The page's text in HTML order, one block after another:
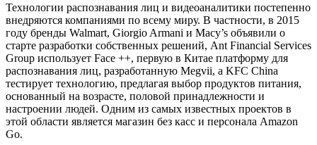
Технологии распознавания лиц и видеоаналитики постепенно
внедряются компаниями по всему миру. В частности, в 2015
году бренды Walmart, Giorgio Armani и Macy’s объявили о
старте разработки собственных решений, Ant Financial Services
Group использует Face ++, первую в Китае платформу для
распознавания лиц, разработанную Megvii, а KFC China
тестирует технологию, предлагая выбор продуктов питания,
основанный на возрасте, половой принадлежности и
настроении людей. Одним из самых известных проектов в
этой области является магазин без касс и персонала Amazon
Go.